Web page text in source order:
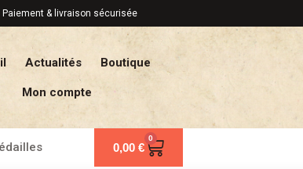
Paiement & livraison sécurisée
Actualités Boutique
Mon compte
0,00 €
0
Panier